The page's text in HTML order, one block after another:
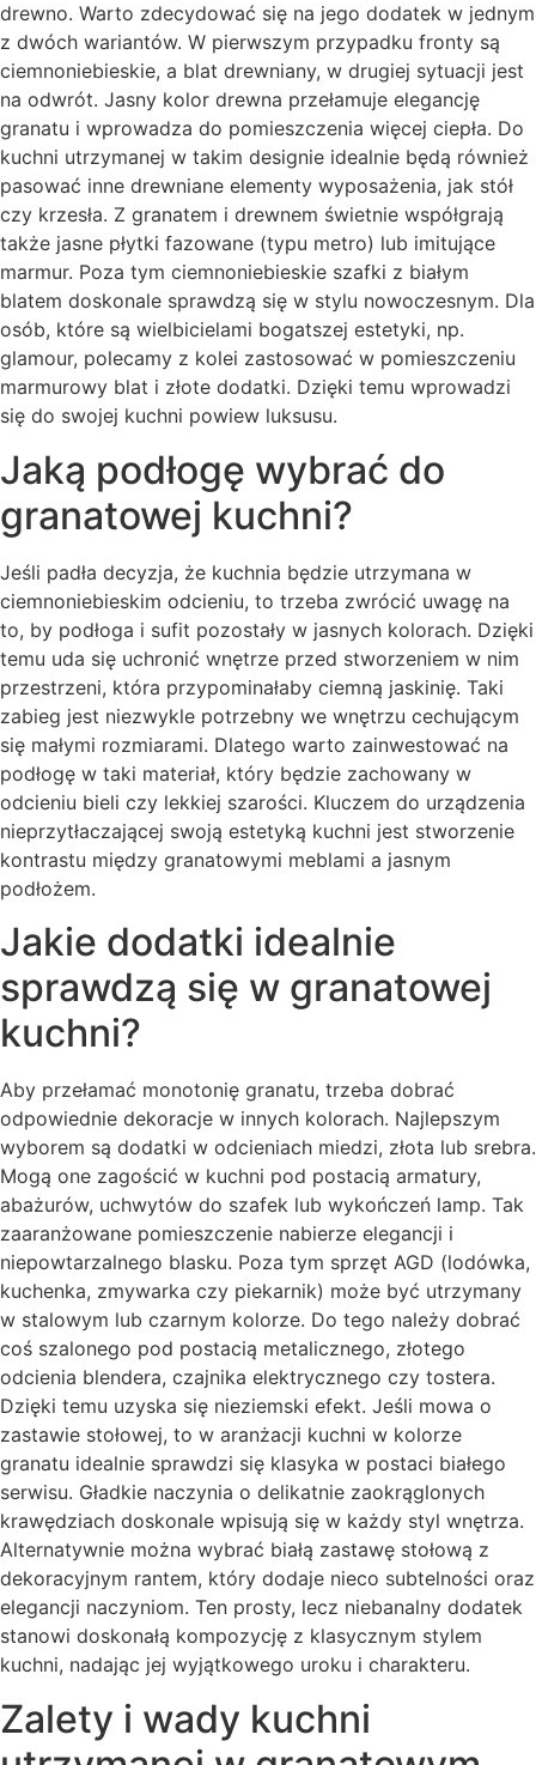
drewno. Warto zdecydować się na jego dodatek w jednym
z dwóch wariantów. W pierwszym przypadku fronty są
ciemnoniebieskie, a blat drewniany, w drugiej sytuacji jest
na odwrót. Jasny kolor drewna przełamuje elegancję
granatu i wprowadza do pomieszczenia więcej ciepła. Do
kuchni utrzymanej w takim designie idealnie będą również
pasować inne drewniane elementy wyposażenia, jak stół
czy krzesła. Z granatem i drewnem świetnie współgrają
także jasne płytki fazowane (typu metro) lub imitujące
marmur. Poza tym ciemnoniebieskie szafki z białym
blatem doskonale sprawdzą się w stylu nowoczesnym. Dla
osób, które są wielbicielami bogatszej estetyki, np.
glamour, polecamy z kolei zastosować w pomieszczeniu
marmurowy blat i złote dodatki. Dzięki temu wprowadzi
się do swojej kuchni powiew luksusu.
Jaką podłogę wybrać do
granatowej kuchni?
Jeśli padła decyzja, że kuchnia będzie utrzymana w
ciemnoniebieskim odcieniu, to trzeba zwrócić uwagę na
to, by podłoga i sufit pozostały w jasnych kolorach. Dzięki
temu uda się uchronić wnętrze przed stworzeniem w nim
przestrzeni, która przypominałaby ciemną jaskinię. Taki
zabieg jest niezwykle potrzebny we wnętrzu cechującym
się małymi rozmiarami. Dlatego warto zainwestować na
podłogę w taki materiał, który będzie zachowany w
odcieniu bieli czy lekkiej szarości. Kluczem do urządzenia
nieprzytłaczającej swoją estetyką kuchni jest stworzenie
kontrastu między granatowymi meblami a jasnym
podłożem.
Jakie dodatki idealnie
sprawdzą się w granatowej
kuchni?
Aby przełamać monotonię granatu, trzeba dobrać
odpowiednie dekoracje w innych kolorach. Najlepszym
wyborem są dodatki w odcieniach miedzi, złota lub srebra.
Mogą one zagościć w kuchni pod postacią armatury,
abażurów, uchwytów do szafek lub wykończeń lamp. Tak
zaaranżowane pomieszczenie nabierze elegancji i
niepowtarzalnego blasku. Poza tym sprzęt AGD (lodówka,
kuchenka, zmywarka czy piekarnik) może być utrzymany
w stalowym lub czarnym kolorze. Do tego należy dobrać
coś szalonego pod postacią metalicznego, złotego
odcienia blendera, czajnika elektrycznego czy tostera.
Dzięki temu uzyska się nieziemski efekt. Jeśli mowa o
zastawie stołowej, to w aranżacji kuchni w kolorze
granatu idealnie sprawdzi się klasyka w postaci białego
serwisu. Gładkie naczynia o delikatnie zaokrąglonych
krawędziach doskonale wpisują się w każdy styl wnętrza.
Alternatywnie można wybrać białą zastawę stołową z
dekoracyjnym rantem, który dodaje nieco subtelności oraz
elegancji naczyniom. Ten prosty, lecz niebanalny dodatek
stanowi doskonałą kompozycję z klasycznym stylem
kuchni, nadając jej wyjątkowego uroku i charakteru.
Zalety i wady kuchni